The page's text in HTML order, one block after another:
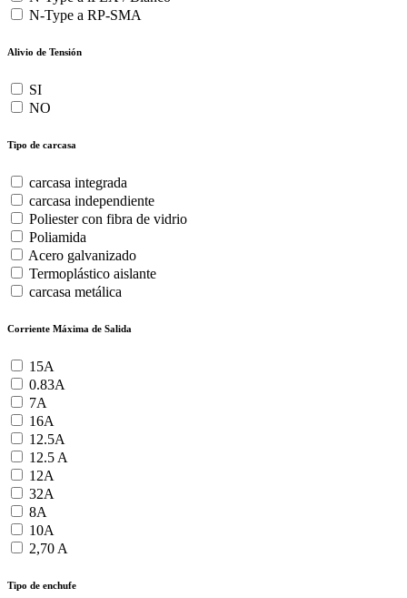
N-Type a RP-SMA
Alivio de Tensión
SI
NO
Tipo de carcasa
carcasa integrada
carcasa independiente
Poliester con fibra de vidrio
Poliamida
Acero galvanizado
Termoplástico aislante
carcasa metálica
Corriente Máxima de Salida
15A
0.83A
7A
16A
12.5A
12.5 A
12A
32A
8A
10A
2,70 A
Tipo de enchufe